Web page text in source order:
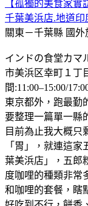
【孤獨的美食家
千葉美浜店.地道
關東－千葉縣 國外
インドの食堂カマ
市美浜区幸町１丁
間:11:00–15:00/
東京都外，跑最勤
要整理一篇單一縣
目前為止我大概只
「胃」，就連這
葉美浜店」，五郎
度咖哩的種類非常
和咖哩的套餐，瞎